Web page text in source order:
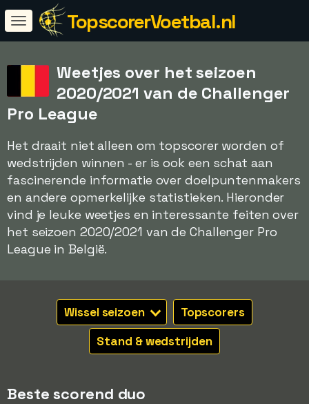
TopscorerVoetbal.nl
Weetjes over het seizoen
2020/2021 van de Challenger
Pro League
Het draait niet alleen om topscorer worden of
wedstrijden winnen - er is ook een schat aan
fascinerende informatie over doelpuntenmakers
en andere opmerkelijke statistieken. Hieronder
vind je leuke weetjes en interessante feiten over
het seizoen 2020/2021 van de Challenger Pro
League in België.
Wissel seizoen
Topscorers
Stand & wedstrijden
Beste scorend duo